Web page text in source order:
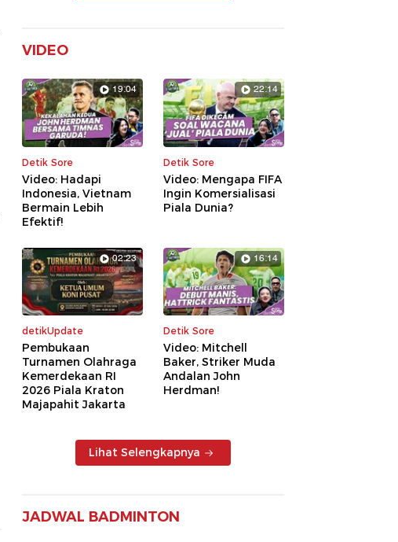
VIDEO
19:04
Detik Sore
Video: Hadapi
Indonesia, Vietnam
Bermain Lebih
Efektif!
22:14
Detik Sore
Video: Mengapa FIFA
Ingin Komersialisasi
Piala Dunia?
02:23
detikUpdate
Pembukaan
Turnamen Olahraga
Kemerdekaan RI
2026 Piala Kraton
Majapahit Jakarta
16:14
Detik Sore
Video: Mitchell
Baker, Striker Muda
Andalan John
Herdman!
Lihat Selengkapnya
JADWAL BADMINTON